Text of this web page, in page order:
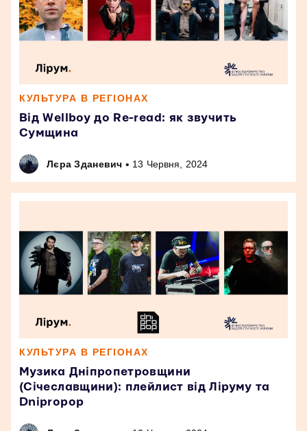
КУЛЬТУРА В РЕГІОНАХ
Від Wellboy до Re-read: як звучить
Сумщина
Лєра Зданевич • 13 Червня, 2024
КУЛЬТУРА В РЕГІОНАХ
Музика Дніпропетровщини
(Січеславщини): плейлист від Ліруму та
Dnipropop